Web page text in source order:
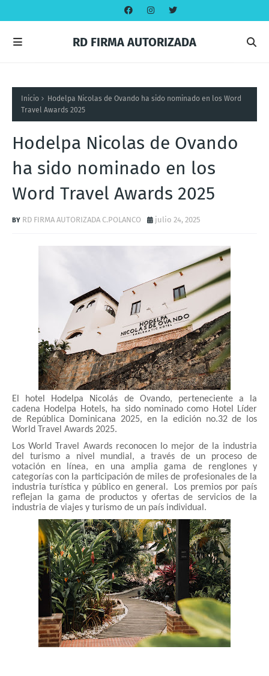
RD FIRMA AUTORIZADA
Inicio
Hodelpa Nicolas de Ovando ha sido nominado en los Word
Travel Awards 2025
Hodelpa Nicolas de Ovando
ha sido nominado en los
Word Travel Awards 2025
RD FIRMA AUTORIZADA C.POLANCO julio 24, 2025
El hotel Hodelpa Nicolás de Ovando, perteneciente a la
cadena Hodelpa Hotels, ha sido nominado como Hotel Líder
de República Dominicana 2025, en la edición no.32 de los
World Travel Awards 2025.
Los World Travel Awards reconocen lo mejor de la industria
del turismo a nivel mundial, a través de un proceso de
votación en línea, en una amplia gama de renglones y
categorías con la participación de miles de profesionales de la
industria turística y público en general. Los premios por país
reflejan la gama de productos y ofertas de servicios de la
industria de viajes y turismo de un país individual.